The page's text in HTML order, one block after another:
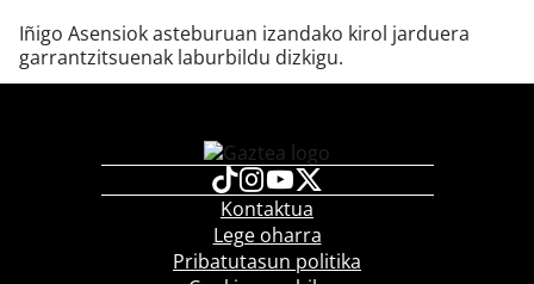
Iñigo Asensiok asteburuan izandako kirol jarduera
garrantzitsuenak laburbildu dizkigu.
Kontaktua
Lege oharra
Pribatutasun politika